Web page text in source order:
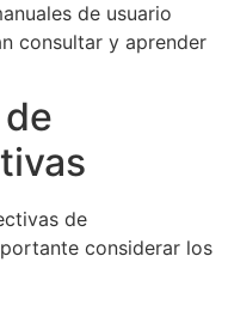
de usuario
consultar y aprender
de
considerar los